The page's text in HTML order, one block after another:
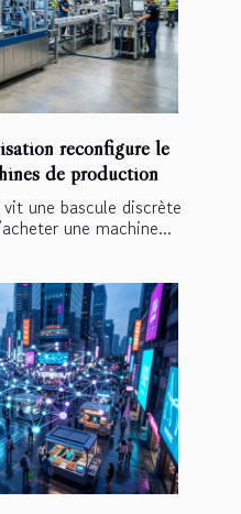
reconfigure le
de production
une bascule discrète
une machine...